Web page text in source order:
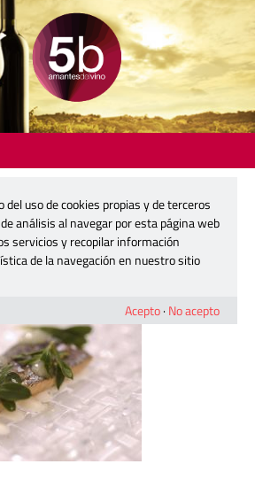
engasa-iniesta-065
del uso de cookies propias y de terceros
análisis al navegar por esta página web
servicios y recopilar información
de la navegación en nuestro sitio
Acepto· No acepto